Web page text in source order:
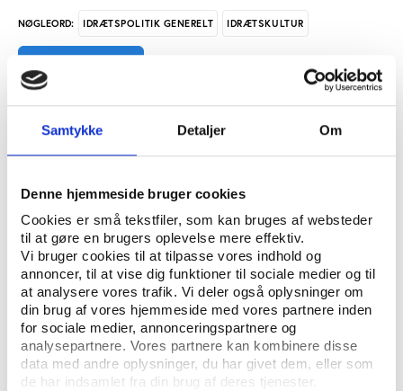
Samtykke Detaljer Om
Denne hjemmeside bruger cookies
Cookies er små tekstfiler, som kan bruges af websteder
til at gøre en brugers oplevelse mere effektiv.
Vi bruger cookies til at tilpasse vores indhold og
annoncer, til at vise dig funktioner til sociale medier og til
at analysere vores trafik. Vi deler også oplysninger om
din brug af vores hjemmeside med vores partnere inden
for sociale medier, annonceringspartnere og
analysepartnere. Vores partnere kan kombinere disse
data med andre oplysninger, du har givet dem, eller som
de har indsamlet fra din brug af deres tjenester.
NØGLEORD: IDRÆTSPOLITIK GENERELT IDRÆTSKULTUR
ÅBN RAPPORT
UNIVERSITETSFORLAG
ISBN: 87-7838-094-4
Eksemplarfremstilling af papirkopier/prints fra
Idrætshistorisk Årbog til undervisningsbrug på
uddannelsesinstitutioner og intern administrativ brug
er tilladt efter aftale med COPY-DAN Tekst & Node.
Eksemplarfremstillingen skal ske inden for aftalens
begrænsninger.